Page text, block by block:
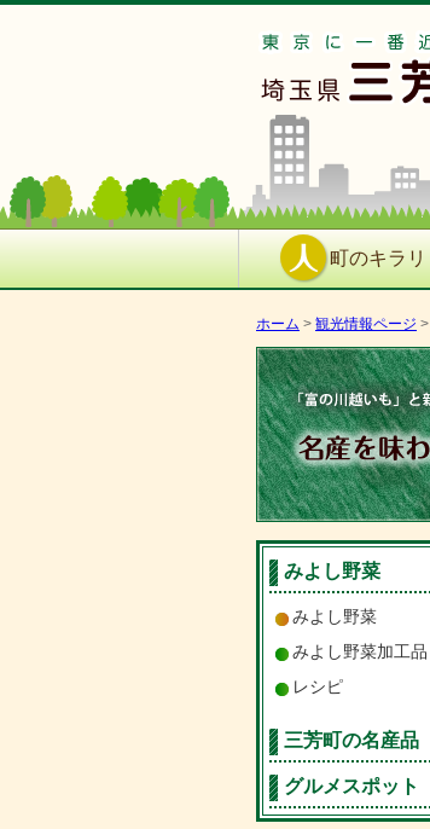
町のキラリ
ホーム > 観光情報ページ >
みよし野菜
みよし野菜
みよし野菜加工品
レシピ
三芳町の名産品
グルメスポット